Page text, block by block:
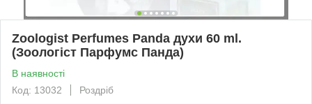
Zoologist Perfumes Panda духи 60 ml.
(Зоологіст Парфумс Панда)
В наявності
Код: 13032
Роздріб